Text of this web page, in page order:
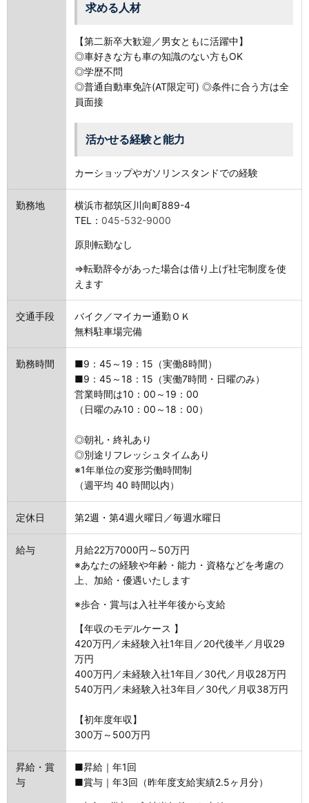
求める人材
【第二新卒大歓迎／男女ともに活躍中】
◎車好きな方も車の知識のない方もOK
◎学歴不問
◎普通自動車免許(AT限定可) ◎条件に合う方は全
員面接
活かせる経験と能力
カーショップやガソリンスタンドでの経験
勤務地
横浜市都筑区川向町889-4
TEL： 045-532-9000
原則転勤なし
⇒転勤辞令があった場合は借り上げ社宅制度を使
えます
交通手段
バイク／マイカー通勤ＯＫ
無料駐車場完備
勤務時間
■9：45～19：15（実働8時間）
■9：45～18：15（実働7時間・日曜のみ）
営業時間は10：00～19：00
（日曜のみ10：00～18：00）
◎朝礼・終礼あり
◎別途リフレッシュタイムあり
※1年単位の変形労働時間制
（週平均 40 時間以内）
定休日 第2週・第4週火曜日／毎週水曜日
給与
月給22万7000円～50万円
※あなたの経験や年齢・能力・資格などを考慮の
上、加給・優遇いたします
※歩合・賞与は入社半年後から支給
【年収のモデルケース 】
420万円／未経験入社1年目／20代後半／月収29
万円
400万円／未経験入社1年目／30代／月収28万円
540万円／未経験入社3年目／30代／月収38万円
【初年度年収】
300万～500万円
昇給・賞
与
■昇給｜年1回
■賞与｜年3回（昨年度支給実績2.5ヶ月分）